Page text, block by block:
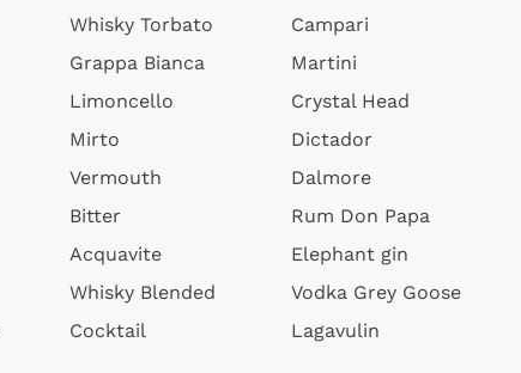
Whisky Torbato
Grappa Bianca
Limoncello
Mirto
Vermouth
Bitter
Acquavite
Whisky Blended
Cocktail
Campari
Martini
Crystal Head
Dictador
Dalmore
Rum Don Papa
Elephant gin
Vodka Grey Goose
Lagavulin